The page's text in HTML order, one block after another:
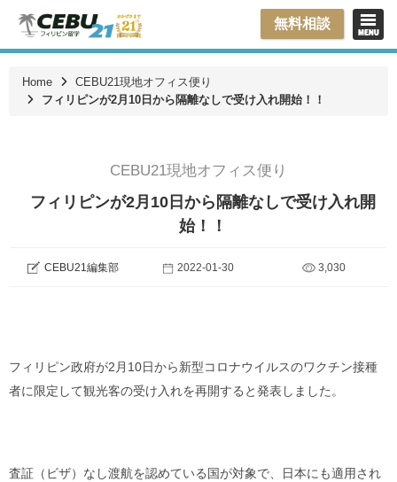
無料相談
Home
CEBU21現地オフィス便り
フィリピンが2月10日から隔離なしで受け入れ開始！！
CEBU21現地オフィス便り
フィリピンが2月10日から隔離なしで受け入れ開
始！！
CEBU21編集部 2022-01-30 3,030
フィリピン政府が2月10日から新型コロナウイルスのワクチン接種
者に限定して観光客の受け入れを再開すると発表しました。
査証（ビザ）なし渡航を認めている国が対象で、日本にも適用され